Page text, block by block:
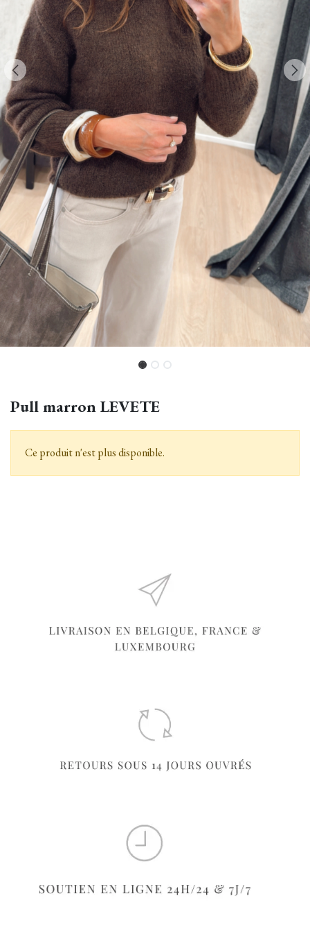
Pull marron LEVETE
Ce produit n'est plus disponible.